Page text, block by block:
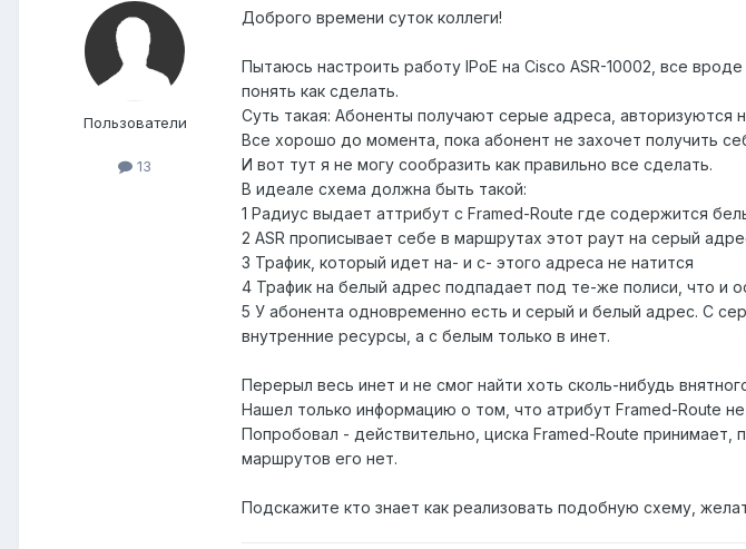
Пользователи
13
Доброго времени суток коллеги!
Пытаюсь настроить работу IPoE на Cisco ASR-10002, все
понять как сделать.
Суть такая: Абоненты получают серые адреса, авторизуются
Все хорошо до момента, пока абонент не захочет получить
И вот тут я не могу сообразить как правильно все сделать.
В идеале схема должна быть такой:
1 Радиус выдает аттрибут с Framed-Route где содержится
2 ASR прописывает себе в маршрутах этот раут на серый
3 Трафик, который идет на- и с- этого адреса не натится
4 Трафик на белый адрес подпадает под те-же полиси, что и
5 У абонента одновременно есть и серый и белый адрес. С
внутренние ресурсы, а с белым только в инет.
Перерыл весь инет и не смог найти хоть сколь-нибудь
Нашел только информацию о том, что атрибут Framed-Route
Попробовал - действительно, циска Framed-Route принимает,
маршрутов его нет.
Подскажите кто знает как реализовать подобную схему,